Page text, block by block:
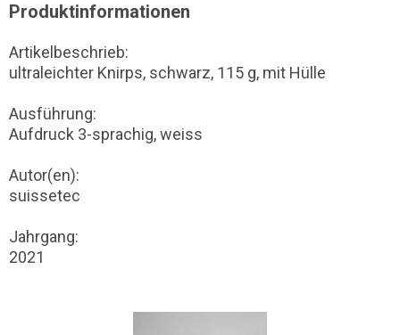
Produktinformationen
Artikelbeschrieb:
ultraleichter Knirps, schwarz, 115 g, mit Hülle
Ausführung:
Aufdruck 3-sprachig, weiss
Autor(en):
suissetec
Jahrgang:
2021